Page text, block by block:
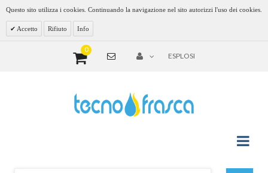
Questo sito utilizza i cookies. Continuando la navigazione nel sito autorizzi l'uso dei cookies.
Accetto Rifiuto Info
0
ESPLOSI